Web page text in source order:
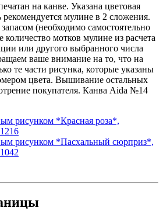
на канве. Указана цветовая
мулине в 2 сложения.
(необходимо самостоятельно
количество мотков мулине из расчета
или другого выбранного числа
ваше внимание на то, что на
те части рисунка, которые указаны
цвета. Вышивание остальных
покупателя. Канва Aida №14
рисунком *Красная роза*,
рисунком *Пасхальный сюрприз*,